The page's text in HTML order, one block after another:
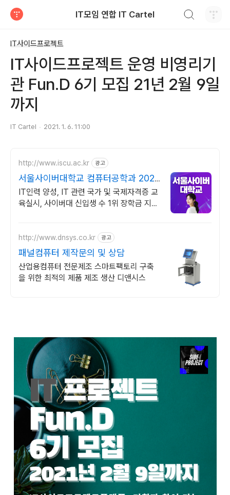
IT모임 연합 IT Cartel
IT사이드프로젝트
IT사이드프로젝트 운영 비영리기
관 Fun.D 6기 모집 21년 2월 9일
까지
IT Cartel 2021. 1. 6. 11:00
http://www.iscu.ac.kr 광고
서울사이버대학교 컴퓨터공학과 2026
가을학기 신편입생
IT인력 양성, IT 관련 국가 및 국제자격증 교
육실시, 사이버대 신입생 수 1위 장학금 지급
http://www.dnsys.co.kr 광고
패널컴퓨터 제작문의 및 상담
산업용컴퓨터 전문제조 스마트팩토리 구축
을 위한 최적의 제품 제조 생산 디앤시스